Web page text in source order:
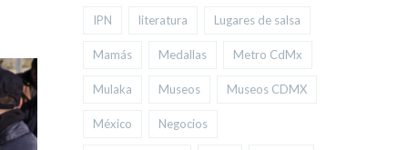
IPN literatura Lugares de salsa
Mamás Medallas Metro CdMx
Mulaka Museos Museos CDMX
México Negocios